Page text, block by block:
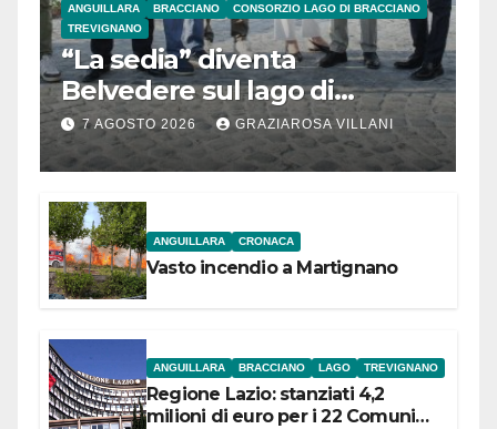
ANGUILLARA BRACCIANO
CONSORZIO LAGO DI BRACCIANO
TREVIGNANO
“La sedia” diventa
Belvedere sul lago di
Bracciano: ieri
l’inaugurazione
7 AGOSTO 2026 GRAZIAROSA VILLANI
ANGUILLARA CRONACA
Vasto incendio a Martignano
ANGUILLARA BRACCIANO LAGO TREVIGNANO
Regione Lazio: stanziati 4,2
milioni di euro per i 22 Comuni